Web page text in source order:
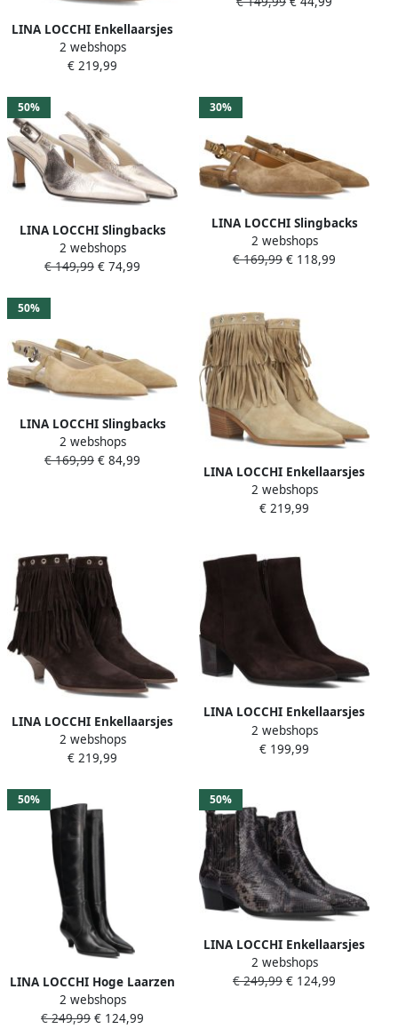
LINA LOCCHI Enkellaarsjes
Dames Az52 1 Maat: 38
Materiaal: Suède Kleur:
2 webshops
€ 219,99
50%
LINA LOCCHI Slingbacks
Dames Au263 Maat: 38
Materiaal: Leer Kleur:
2 webshops
€ 149,99 € 74,99
30%
LINA LOCCHI Slingbacks
Dames Az62 Maat: 42
Materiaal: Suède Kleur:
2 webshops
€ 169,99 € 118,99
50%
LINA LOCCHI Slingbacks
Dames Az62 Maat: 37
Materiaal: Suède Kleur:
2 webshops
€ 169,99 € 84,99
LINA LOCCHI Enkellaarsjes
Dames Az52 1 Maat: 37
Materiaal: Suède Kleur:
2 webshops
€ 219,99
LINA LOCCHI Enkellaarsjes
Dames Az52 Maat: 41
Materiaal: Suède Kleur:
2 webshops
€ 219,99
LINA LOCCHI Enkellaarsjes
Dames At 156 Maat: 43
Materiaal: Suède Kleur:
2 webshops
€ 199,99
50%
LINA LOCCHI Hoge Laarzen
Dames Av 256 Maat: 37
Materiaal: Leer Kleur: Zwart
2 webshops
€ 249,99 € 124,99
50%
LINA LOCCHI Enkellaarsjes
Dames Av 230 Maat: 40
Materiaal: Leer Kleur: Zwart
2 webshops
€ 249,99 € 124,99